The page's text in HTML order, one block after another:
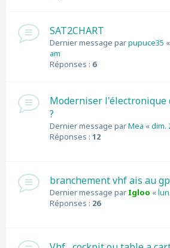
SAT2CHART
Dernier message parpupuce35 «
am
Réponses : 6
Moderniser
?
Dernier message parMea «dim.
Réponses : 12
branchement vhf ais au
Dernier message par Igloo «
Réponses : 26